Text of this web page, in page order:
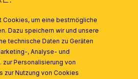
um eine bestmögliche
Dazu speichern wir und unsere
technische Daten zu Geräten
, Analyse- und
Personalisierung von
zur Nutzung von Cookies